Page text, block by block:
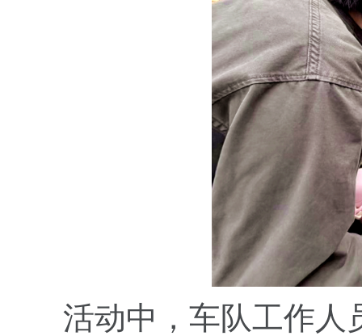
活动中，车队工作人